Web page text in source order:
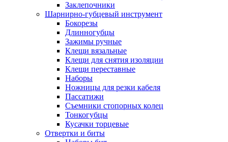
Заклепочники
Шарнирно-губцевый инструмент
Бокорезы
Длинногубцы
Зажимы ручные
Клещи вязальные
Клещи для снятия изоляции
Клещи переставные
Наборы
Ножницы для резки кабеля
Пассатижи
Съемники стопорных колец
Тонкогубцы
Кусачки торцевые
Отвертки и биты